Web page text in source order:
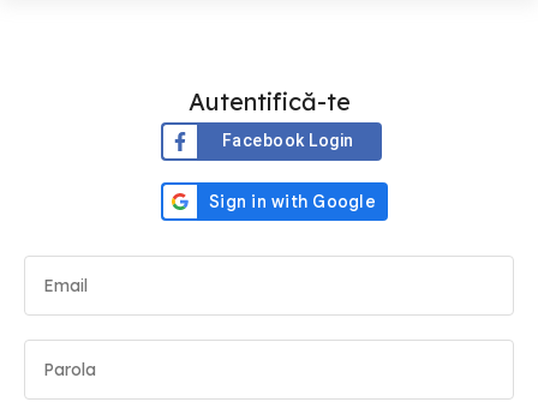
Autentifică-te
Facebook Login